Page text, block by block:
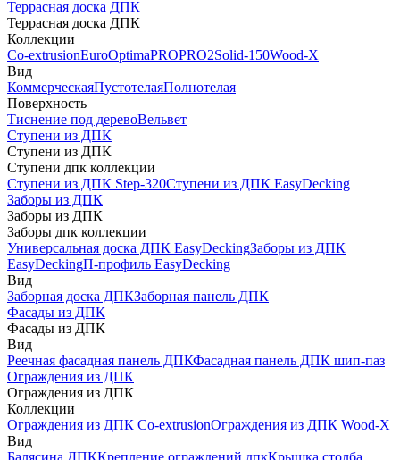
Террасная доска ДПК
Террасная доска ДПК
Коллекции
Co-extrusionEuroOptimaPROPRO2Solid-150Wood-X
Вид
КоммерческаяПустотелаяПолнотелая
Поверхность
Тиснение под деревоВельвет
Ступени из ДПК
Ступени из ДПК
Ступени дпк коллекции
Ступени из ДПК Step-320Ступени из ДПК EasyDecking
Заборы из ДПК
Заборы из ДПК
Заборы дпк коллекции
Универсальная доска ДПК EasyDeckingЗаборы из ДПК
EasyDeckingП-профиль EasyDecking
Вид
Заборная доска ДПКЗаборная панель ДПК
Фасады из ДПК
Фасады из ДПК
Вид
Реечная фасадная панель ДПКФасадная панель ДПК шип-паз
Ограждения из ДПК
Ограждения из ДПК
Коллекции
Ограждения из ДПК Co-extrusionОграждения из ДПК Wood-X
Вид
Балясина ДПККрепление ограждений дпкКрышка столба